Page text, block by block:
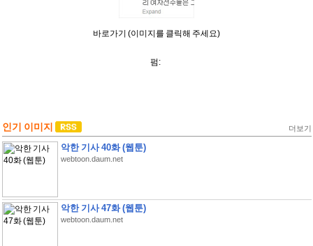
바로가기 (이미지를 클릭해 주세요)
펌:
인기 이미지 더보기
악한 기사 40화 (웹툰)
webtoon.daum.net
악한 기사 47화 (웹툰)
webtoon.daum.net